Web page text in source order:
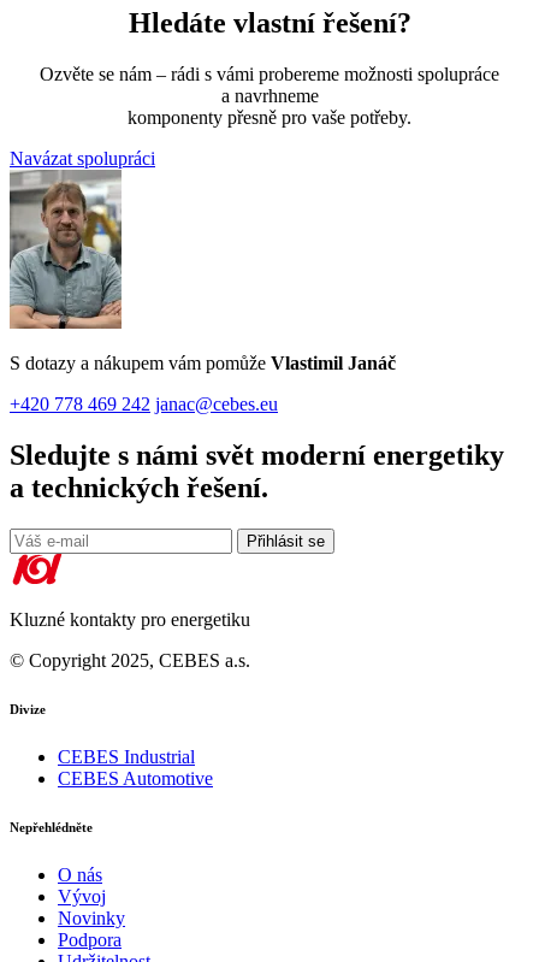
Hledáte vlastní řešení?
Ozvěte se nám – rádi s vámi probereme možnosti spolupráce
a navrhneme
komponenty přesně pro vaše potřeby.
Navázat spolupráci
S dotazy a nákupem vám pomůže Vlastimil Janáč
+420 778 469 242 janac@cebes.eu
Sledujte s námi svět moderní energetiky
a technických řešení.
Přihlásit se
Kluzné kontakty pro energetiku
© Copyright 2025, CEBES a.s.
Divize
CEBES Industrial
CEBES Automotive
Nepřehlédněte
O nás
Vývoj
Novinky
Podpora